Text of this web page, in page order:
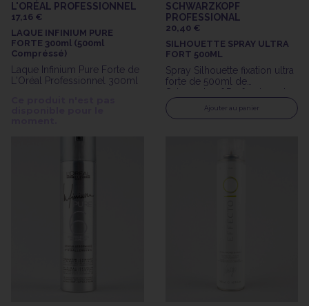
L'ORÉAL PROFESSIONNEL
17,16 €
LAQUE INFINIUM PURE
FORTE 300ml (500ml
Compréssé)
Laque Infinium Pure Forte de
L'Oréal Professionnel 300ml
SCHWARZKOPF
PROFESSIONAL
20,40 €
SILHOUETTE SPRAY ULTRA
FORT 500ML
Spray Silhouette fixation ultra
forte de 500ml de
Schwarzkopf Professionnal
Ajouter au panier